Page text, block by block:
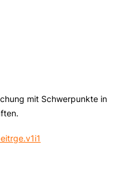
mit Schwerpunkte in